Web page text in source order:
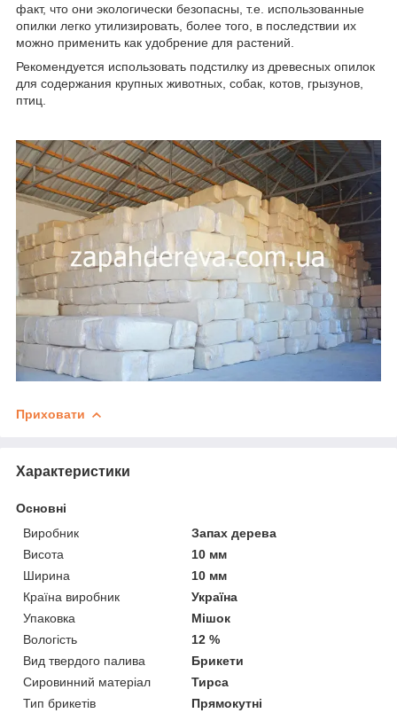
факт, что они экологически безопасны, т.е. использованные
опилки легко утилизировать, более того, в последствии их
можно применить как удобрение для растений.
Рекомендуется использовать подстилку из древесных опилок
для содержания крупных животных, собак, котов, грызунов,
птиц.
Приховати
Характеристики
Основні
Виробник
Запах дерева
Висота
10 мм
Ширина
10 мм
Країна виробник
Україна
Упаковка
Мішок
Вологість
12 %
Вид твердого палива
Брикети
Сировинний матеріал
Тирса
Тип брикетів
Прямокутні